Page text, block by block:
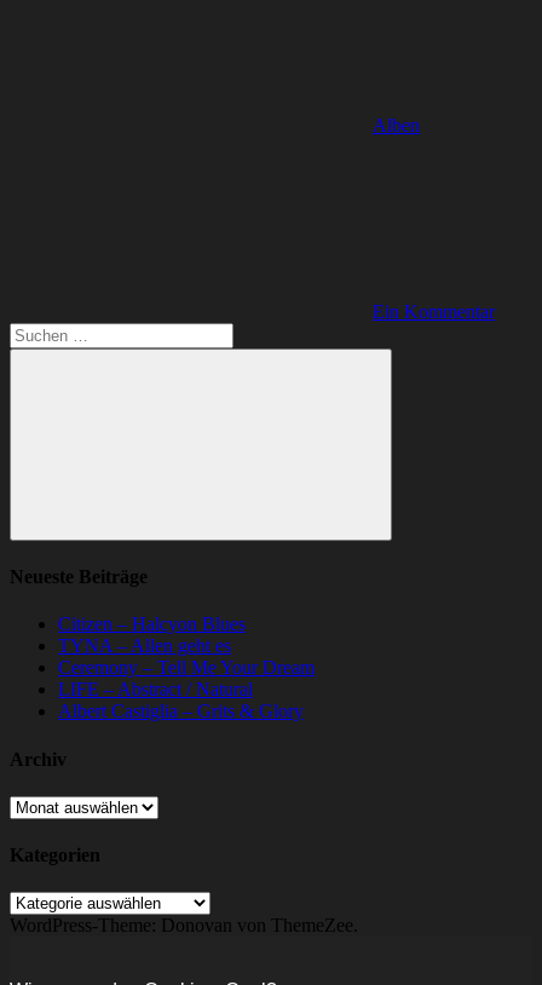
Alben
Ein Kommentar
Suchen
nach:
Suchen
Neueste Beiträge
Citizen – Halcyon Blues
TYNA – Allen geht es
Ceremony – Tell Me Your Dream
LIFE – Abstract / Natural
Albert Castiglia – Grits & Glory
Archiv
Archiv
Kategorien
Kategorien
WordPress-Theme: Donovan von ThemeZee.